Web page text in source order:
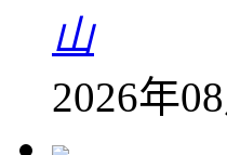
山
2026年